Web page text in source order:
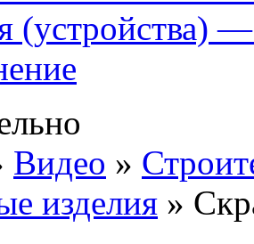
(устройства)
Видео »
изделия »